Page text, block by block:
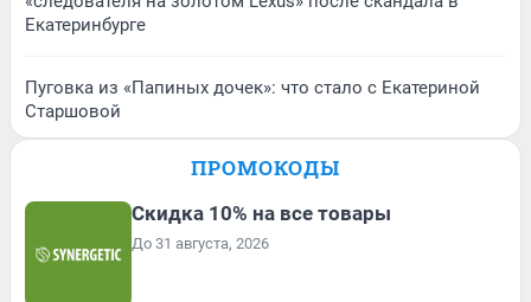
Екатеринбурге
Пуговка из «Папиных дочек»: что стало с Екатериной
Старшовой
ПРОМОКОДЫ
Скидка 10% на все товары
До 31 августа, 2026